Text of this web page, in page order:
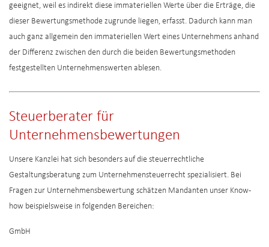
geeignet, weil es indirekt diese immateriellen Werte über die Erträge, die
dieser Bewertungsmethode zugrunde liegen, erfasst. Dadurch kann man
auch ganz allgemein den immateriellen Wert eines Unternehmens anhand
der Differenz zwischen den durch die beiden Bewertungsmethoden
festgestellten Unternehmenswerten ablesen.
Steuerberater für
Unternehmensbewertungen
Unsere Kanzlei hat sich besonders auf die steuerrechtliche
Gestaltungsberatung zum Unternehmensteuerrecht spezialisiert. Bei
Fragen zur Unternehmensbewertung schätzen Mandanten unser Know-
how beispielsweise in folgenden Bereichen:
GmbH